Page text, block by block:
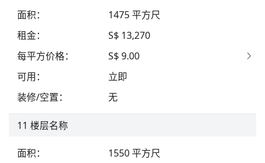
面积： 1475平方尺
租金：
S$ 13,270
每平方价格：
S$ 9.00
可用：
立即
装修/空置： 无
11 楼层名称
面积： 1550平方尺